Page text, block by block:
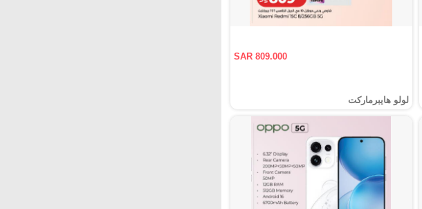
SAR 809.000
لولو هايبرماركت